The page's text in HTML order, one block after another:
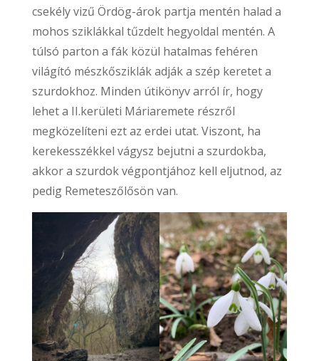
csekély vizű Ördög-árok partja mentén halad a
mohos sziklákkal tűzdelt hegyoldal mentén. A
túlsó parton a fák közül hatalmas fehéren
világító mészkősziklák adják a szép keretet a
szurdokhoz. Minden útikönyv arról ír, hogy
lehet a II.kerületi Máriaremete részről
megközelíteni ezt az erdei utat. Viszont, ha
kerekesszékkel vágysz bejutni a szurdokba,
akkor a szurdok végpontjához kell eljutnod, az
pedig Remeteszőlősön van.